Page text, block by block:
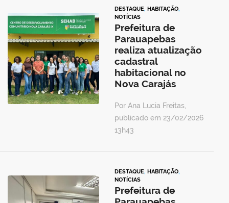
DESTAQUE, HABITAÇÃO,
NOTÍCIAS
Prefeitura de
Parauapebas
realiza atualização
cadastral
habitacional no
Nova Carajás
Por Ana Lucia Freitas,
publicado em 23/02/2026
13h43
DESTAQUE, HABITAÇÃO,
NOTÍCIAS
Prefeitura de